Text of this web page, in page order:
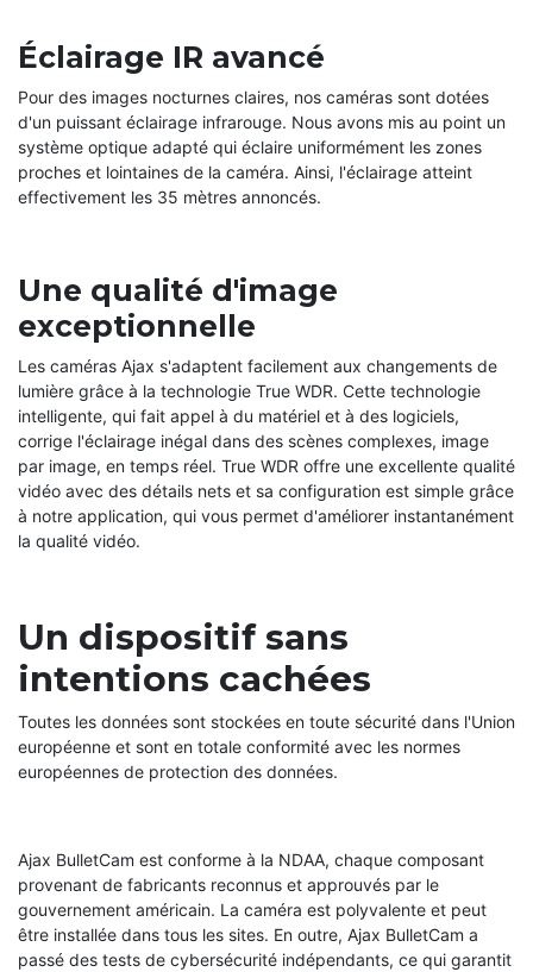
Éclairage IR avancé
Pour des images nocturnes claires, nos caméras sont dotées
d'un puissant éclairage infrarouge. Nous avons mis au point un
système optique adapté qui éclaire uniformément les zones
proches et lointaines de la caméra. Ainsi, l'éclairage atteint
effectivement les 35 mètres annoncés.
Une qualité d'image
exceptionnelle
Les caméras Ajax s'adaptent facilement aux changements de
lumière grâce à la technologie True WDR. Cette technologie
intelligente, qui fait appel à du matériel et à des logiciels,
corrige l'éclairage inégal dans des scènes complexes, image
par image, en temps réel. True WDR offre une excellente qualité
vidéo avec des détails nets et sa configuration est simple grâce
à notre application, qui vous permet d'améliorer instantanément
la qualité vidéo.
Un dispositif sans
intentions cachées
Toutes les données sont stockées en toute sécurité dans l'Union
européenne et sont en totale conformité avec les normes
européennes de protection des données.
Ajax BulletCam est conforme à la NDAA, chaque composant
provenant de fabricants reconnus et approuvés par le
gouvernement américain. La caméra est polyvalente et peut
être installée dans tous les sites. En outre, Ajax BulletCam a
passé des tests de cybersécurité indépendants, ce qui garantit